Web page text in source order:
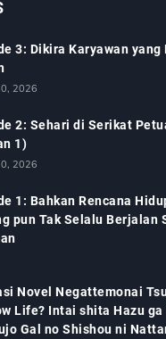
3: Dikira Karyawan yang
2026
2: Sehari di Serikat
1)
2026
1: Bahkan Rencana
pun Tak Selalu Berjalan
Novel Negattemonai
Life? Intai shita Hazu
Gal no Shishou ni